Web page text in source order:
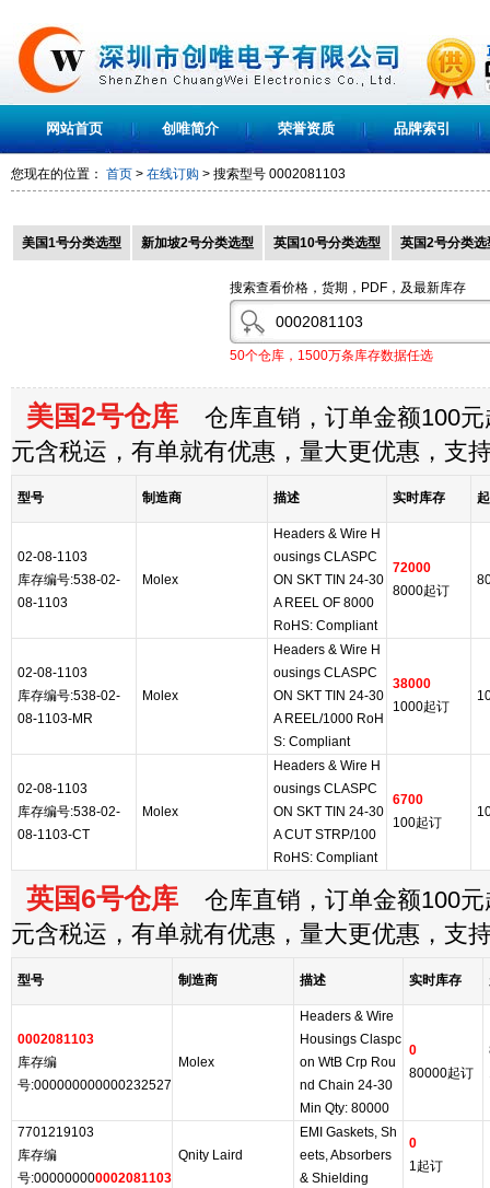
网站首页 创唯简介 荣誉资质 品牌索引
您现在的位置： 首页 > 在线订购 > 搜索型号 0002081103
美国1号分类选型 新加坡2号分类选型 英国10号分类选型 英国2号分类选
搜索查看价格，货期，PDF，及最新库存
50个仓库，1500万条库存数据任选
美国2号仓库 仓库直销，订单金额100元
元含税运，有单就有优惠，量大更优惠，支
型号 制造商 描述 实时库存
02-08-1103
库存编号:538-02-
08-1103
Molex
Headers & Wire H
ousings CLASPC
ON SKT TIN 24-30
A REEL OF 8000
RoHS: Compliant
72000
8000起订
02-08-1103
库存编号:538-02-
08-1103-MR
Molex
Headers & Wire H
ousings CLASPC
ON SKT TIN 24-30
A REEL/1000 RoH
S: Compliant
38000
1000起订
02-08-1103
库存编号:538-02-
08-1103-CT
Molex
Headers & Wire H
ousings CLASPC
ON SKT TIN 24-30
A CUT STRP/100
RoHS: Compliant
6700
100起订
英国6号仓库 仓库直销，订单金额100元
元含税运，有单就有优惠，量大更优惠，支
型号 制造商 描述 实时库存
0002081103
库存编
号:000000000000232527
Molex
Headers & Wire
Housings Claspc
on WtB Crp Rou
nd Chain 24-30
Min Qty: 80000
0
80000起订
7701219103
库存编
号:000000000002081103
Qnity Laird
EMI Gaskets, Sh
eets, Absorbers
& Shielding
0
1起订